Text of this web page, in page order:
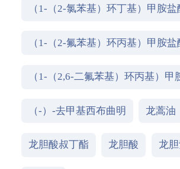
（1-（2-氯苯基）环丁基）甲胺盐
（1-（2-氟苯基）环丙基）甲胺盐
（1-（2,6-二氟苯基）环丙基）甲
（-）-去甲基西布曲明 龙蒿油
龙胆酸叔丁酯 龙胆酸 龙